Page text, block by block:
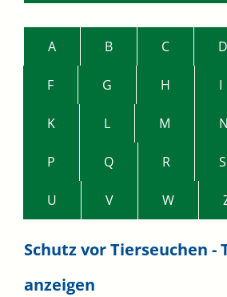
A B C D
F G H I
K L M N
P Q R S
U V W
Schutz vor Tierseuchen -
anzeigen